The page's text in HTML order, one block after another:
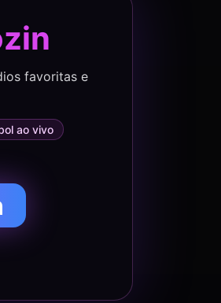
favoritas e
ao vivo